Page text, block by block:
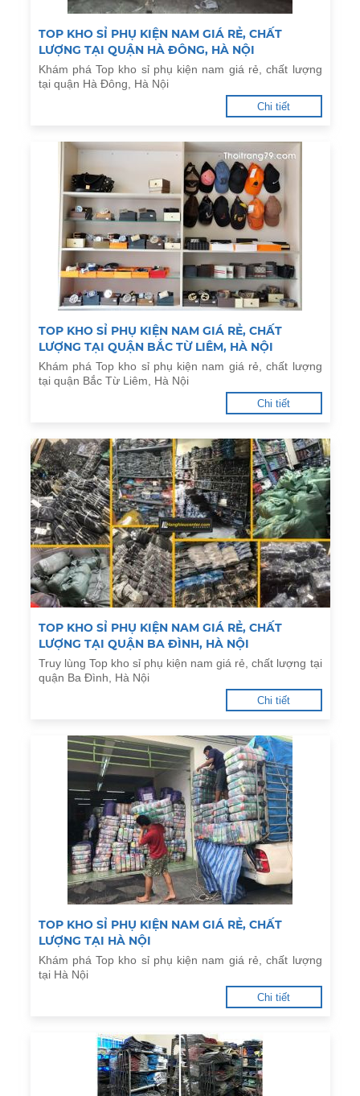
TOP KHO SỈ PHỤ KIỆN NAM GIÁ RẺ, CHẤT
LƯỢNG TẠI QUẬN HÀ ĐÔNG, HÀ NỘI
Khám phá Top kho sỉ phụ kiện nam giá rẻ, chất lượng
tại quận Hà Đông, Hà Nội
Chi tiết
TOP KHO SỈ PHỤ KIỆN NAM GIÁ RẺ, CHẤT
LƯỢNG TẠI QUẬN BẮC TỪ LIÊM, HÀ NỘI
Khám phá Top kho sỉ phụ kiện nam giá rẻ, chất lượng
tại quận Bắc Từ Liêm, Hà Nội
Chi tiết
TOP KHO SỈ PHỤ KIỆN NAM GIÁ RẺ, CHẤT
LƯỢNG TẠI QUẬN BA ĐÌNH, HÀ NỘI
Truy lùng Top kho sỉ phụ kiện nam giá rẻ, chất lượng tại
quận Ba Đình, Hà Nội
Chi tiết
TOP KHO SỈ PHỤ KIỆN NAM GIÁ RẺ, CHẤT
LƯỢNG TẠI HÀ NỘI
Khám phá Top kho sỉ phụ kiện nam giá rẻ, chất lượng
tại Hà Nội
Chi tiết